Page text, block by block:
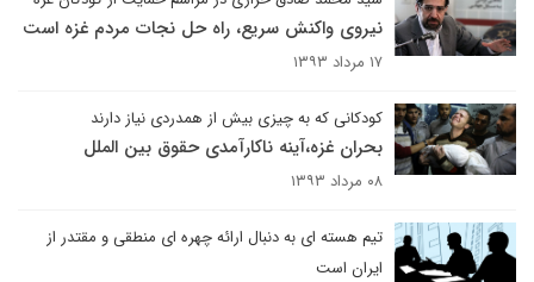
نیروی واکنش سریع، راه حل نجات مردم غزه است
۱۷ مرداد ۱۳۹۳
کودکانی که به چیزی بیش از همدردی نیاز دارند
بحران غزه،آینه ناکارآمدی حقوق بین الملل
۰۸ مرداد ۱۳۹۳
تیم هسته ای به دنبال ارائه چهره ای منطقی و مقتدر از
ایران است